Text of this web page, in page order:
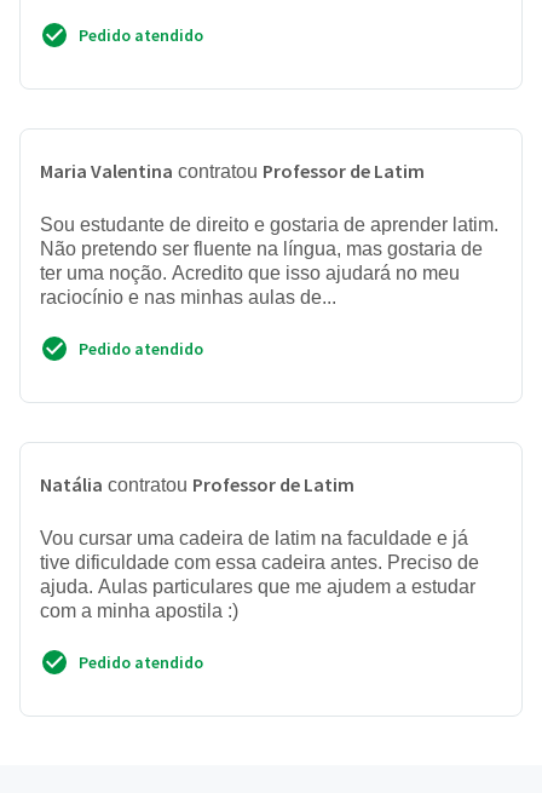
Pedido atendido
Maria Valentina contratou Professor de Latim
Sou estudante de direito e gostaria de aprender latim.
Não pretendo ser fluente na língua, mas gostaria de
ter uma noção. Acredito que isso ajudará no meu
raciocínio e nas minhas aulas de...
Pedido atendido
Natália contratou Professor de Latim
Vou cursar uma cadeira de latim na faculdade e já
tive dificuldade com essa cadeira antes. Preciso de
ajuda. Aulas particulares que me ajudem a estudar
com a minha apostila :)
Pedido atendido